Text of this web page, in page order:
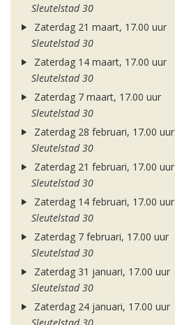
Sleutelstad 30
Zaterdag 21 maart, 17.00 uur
Sleutelstad 30
Zaterdag 14 maart, 17.00 uur
Sleutelstad 30
Zaterdag 7 maart, 17.00 uur
Sleutelstad 30
Zaterdag 28 februari, 17.00 uur
Sleutelstad 30
Zaterdag 21 februari, 17.00 uur
Sleutelstad 30
Zaterdag 14 februari, 17.00 uur
Sleutelstad 30
Zaterdag 7 februari, 17.00 uur
Sleutelstad 30
Zaterdag 31 januari, 17.00 uur
Sleutelstad 30
Zaterdag 24 januari, 17.00 uur